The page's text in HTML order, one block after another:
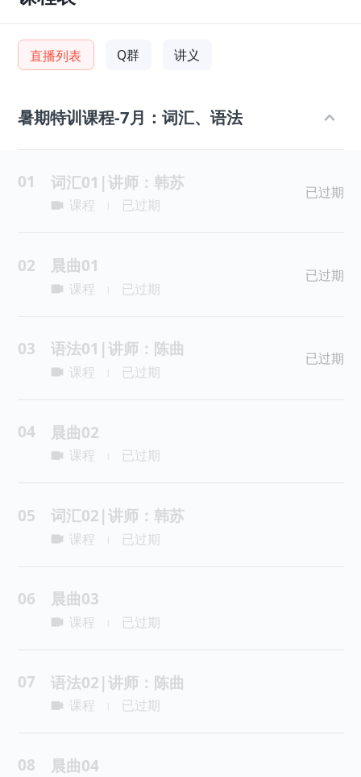
直播列表 Q群 讲义
暑期特训课程-7月：词汇、语法
01 词汇01|讲师：韩苏
课程 已过期
已过期
02 晨曲01
课程 已过期
已过期
03 语法01|讲师：陈曲
课程 已过期
已过期
04 晨曲02
课程 已过期
05 词汇02|讲师：韩苏
课程 已过期
06 晨曲03
课程 已过期
07 语法02|讲师：陈曲
课程 已过期
08 晨曲04